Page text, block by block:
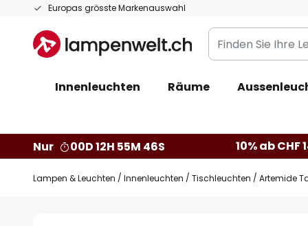
Europas grösste Markenauswahl
Zum
springen
Finden
Sie
Leuchte...
Innenleuchten Räume
Nur
00D 12H 55M 45S 10% ab CHF
Lampen & Leuchten Innenleuchten Tischleuchten Artemide